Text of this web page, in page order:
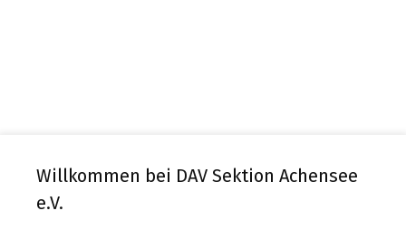
Willkommen bei DAV Sektion Achensee
e.V.